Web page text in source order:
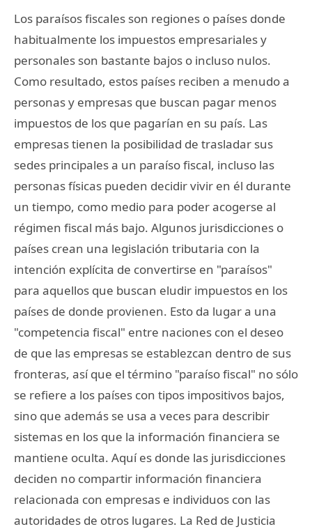
Los paraísos fiscales son regiones o países donde
habitualmente los impuestos empresariales y
personales son bastante bajos o incluso nulos.
Como resultado, estos países reciben a menudo a
personas y empresas que buscan pagar menos
impuestos de los que pagarían en su país. Las
empresas tienen la posibilidad de trasladar sus
sedes principales a un paraíso fiscal, incluso las
personas físicas pueden decidir vivir en él durante
un tiempo, como medio para poder acogerse al
régimen fiscal más bajo. Algunos jurisdicciones o
países crean una legislación tributaria con la
intención explícita de convertirse en "paraísos"
para aquellos que buscan eludir impuestos en los
países de donde provienen. Esto da lugar a una
"competencia fiscal" entre naciones con el deseo
de que las empresas se establezcan dentro de sus
fronteras, así que el término "paraíso fiscal" no sólo
se refiere a los países con tipos impositivos bajos,
sino que además se usa a veces para describir
sistemas en los que la información financiera se
mantiene oculta. Aquí es donde las jurisdicciones
deciden no compartir información financiera
relacionada con empresas e individuos con las
autoridades de otros lugares. La Red de Justicia